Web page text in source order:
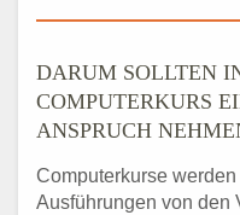
DARUM SOLLTEN
COMPUTERKURS
ANSPRUCH
Computerkurse
Ausführungen von den